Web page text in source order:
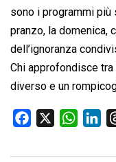
sono i programmi più
pranzo, la domenica,
dell’ignoranza
Chi approfondisce tra
diverso e un
c
W
a
n